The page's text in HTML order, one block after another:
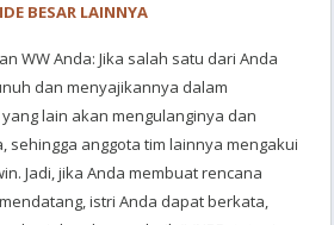
BESAR LAINNYA
WW Anda: Jika salah satu dari Anda
dan menyajikannya dalam
lain akan mengulanginya dan
sehingga anggota tim lainnya mengakui
Jadi, jika Anda membuat rencana
istri Anda dapat berkata,